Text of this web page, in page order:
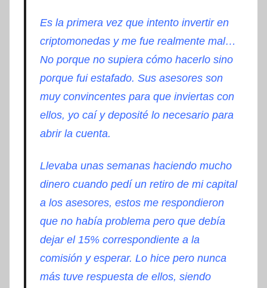
Es la primera vez que intento invertir en
criptomonedas y me fue realmente mal…
No porque no supiera cómo hacerlo sino
porque fui estafado. Sus asesores son
muy convincentes para que inviertas con
ellos, yo caí y deposité lo necesario para
abrir la cuenta.
Llevaba unas semanas haciendo mucho
dinero cuando pedí un retiro de mi capital
a los asesores, estos me respondieron
que no había problema pero que debía
dejar el 15% correspondiente a la
comisión y esperar. Lo hice pero nunca
más tuve respuesta de ellos, siendo